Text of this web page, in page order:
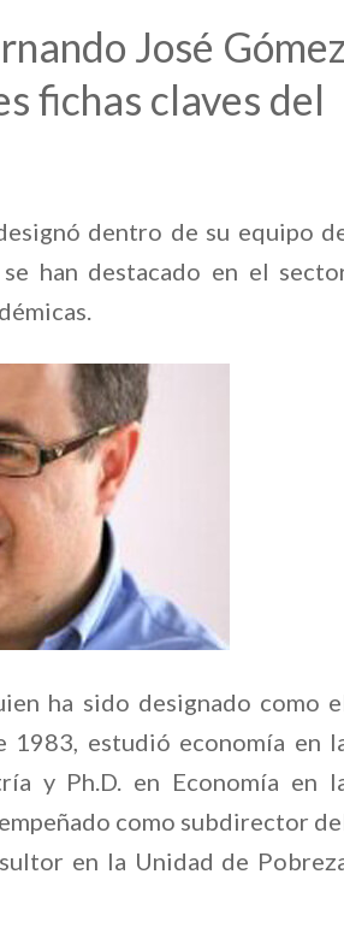
José Gómez
fichas claves del
dentro de su equipo
han destacado en el
ha sido designado como
1983, estudió economía en
y Ph.D. en Economía en
como subdirector
en la Unidad de